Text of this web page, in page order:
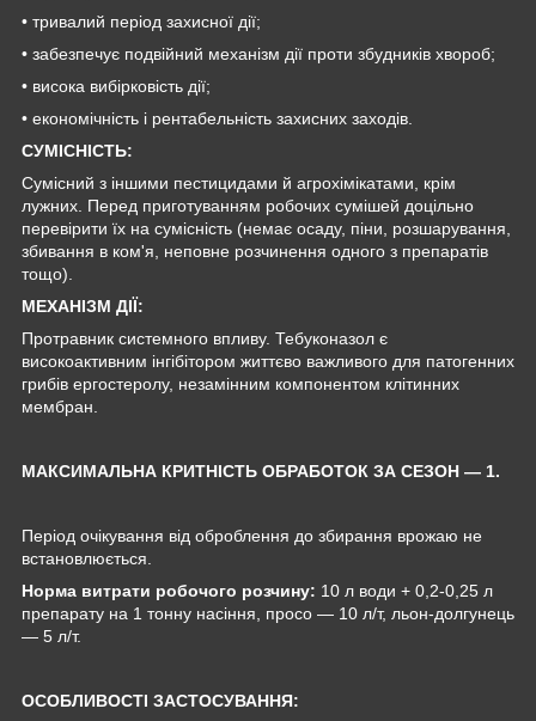
• тривалий період захисної дії;
• забезпечує подвійний механізм дії проти збудників хвороб;
• висока вибірковість дії;
• економічність і рентабельність захисних заходів.
СУМІСНІСТЬ:
Сумісний з іншими пестицидами й агрохімікатами, крім
лужних. Перед приготуванням робочих сумішей доцільно
перевірити їх на сумісність (немає осаду, піни, розшарування,
збивання в ком'я, неповне розчинення одного з препаратів
тощо).
МЕХАНІЗМ ДІЇ:
Протравник системного впливу. Тебуконазол є
високоактивним інгібітором життєво важливого для патогенних
грибів ергостеролу, незамінним компонентом клітинних
мембран.
МАКСИМАЛЬНА КРИТНІСТЬ ОБРАБОТОК ЗА СЕЗОН — 1.
Період очікування від оброблення до збирання врожаю не
встановлюється.
Норма витрати робочого розчину: 10 л води + 0,2-0,25 л
препарату на 1 тонну насіння, просо — 10 л/т, льон-долгунець
— 5 л/т.
ОСОБЛИВОСТІ ЗАСТОСУВАННЯ: